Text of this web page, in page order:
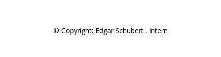
© Copyright: Edgar Schubert . Intern